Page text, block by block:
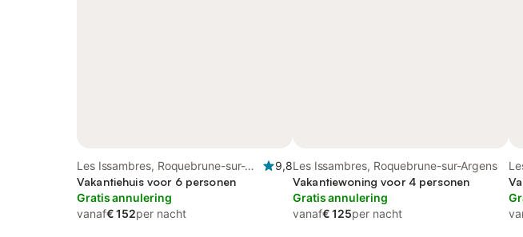
Les Issambres, Roquebrune-sur-
Argens
9,8
Vakantiehuis voor 6 personen
Gratis annulering
vanaf€ 152per nacht
Les Issambres, Roquebrune-sur-Argens
Vakantiewoning voor 4 personen
Gratis annulering
vanaf€ 125per nacht